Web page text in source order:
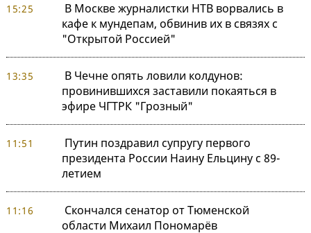
15:25
В Москве журналистки НТВ ворвались в
кафе к мундепам, обвинив их в связях с
"Открытой Россией"
13:35
В Чечне опять ловили колдунов:
провинившихся заставили покаяться в
эфире ЧГТРК "Грозный"
11:51
Путин поздравил супругу первого
президента России Наину Ельцину с 89-
летием
11:16
Скончался сенатор от Тюменской
области Михаил Пономарёв